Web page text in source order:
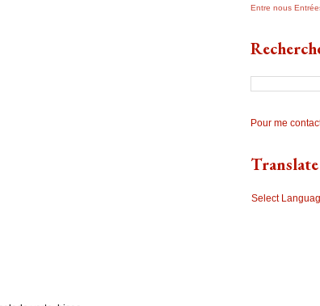
Entre nous
Pour me
Translate
Select